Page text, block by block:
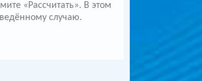
«Рассчитать». В этом
случаю.